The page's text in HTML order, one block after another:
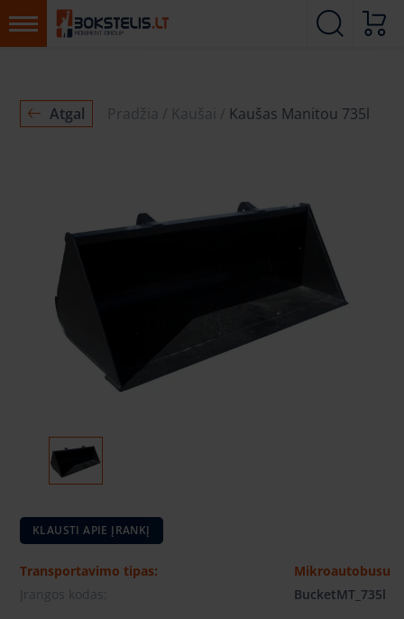
Atgal Pradžia Kaušai Kaušas Manitou 735l
KLAUSTI APIE ĮRANKĮ
Transportavimo tipas:
Mikroautobusu
Įrangos kodas:
BucketMT_735l